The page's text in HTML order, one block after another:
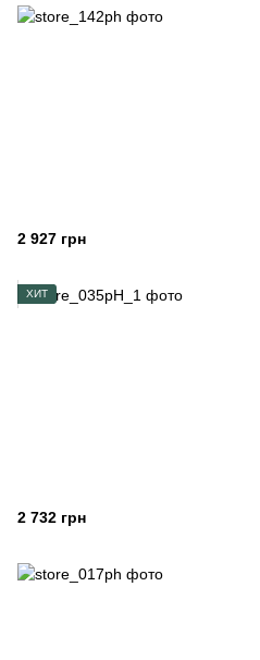
2 927 грн
ХИТ
2 732 грн